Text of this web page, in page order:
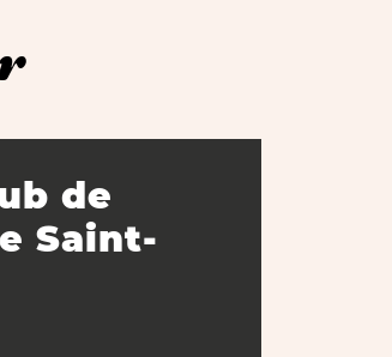
de
Saint-